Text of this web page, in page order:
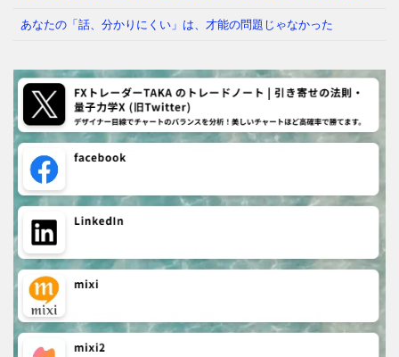
あなたの「話、分かりにくい」は、才能の問題じゃなかった